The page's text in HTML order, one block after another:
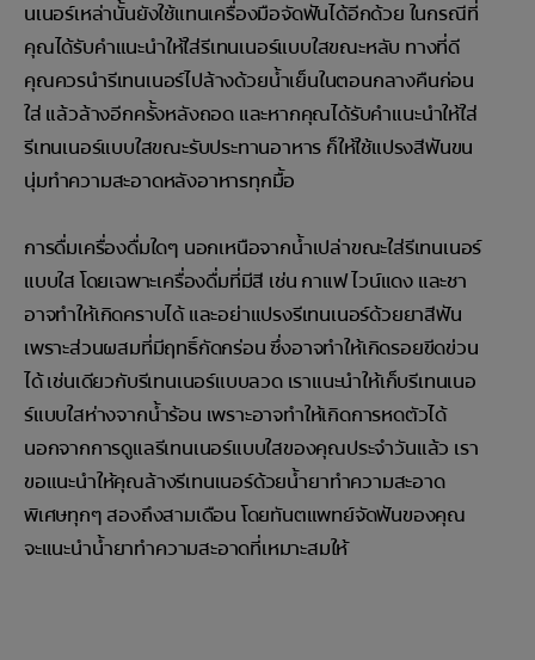
นเนอร์เหล่านั้นยังใช้แทนเครื่องมือจัดฟันได้อีกด้วย ในกรณีที่
คุณได้รับคำแนะนำให้ใส่รีเทนเนอร์แบบใสขณะหลับ ทางที่ดี
คุณควรนำรีเทนเนอร์ไปล้างด้วยน้ำเย็นในตอนกลางคืนก่อน
ใส่ แล้วล้างอีกครั้งหลังถอด และหากคุณได้รับคำแนะนำให้ใส่
รีเทนเนอร์แบบใสขณะรับประทานอาหาร ก็ให้ใช้แปรงสีฟันขน
นุ่มทำความสะอาดหลังอาหารทุกมื้อ
การดื่มเครื่องดื่มใดๆ นอกเหนือจากน้ำเปล่าขณะใส่รีเทนเนอร์
แบบใส โดยเฉพาะเครื่องดื่มที่มีสี เช่น กาแฟ ไวน์แดง และชา
อาจทำให้เกิดคราบได้ และอย่าแปรงรีเทนเนอร์ด้วยยาสีฟัน
เพราะส่วนผสมที่มีฤทธิ์กัดกร่อน ซึ่งอาจทำให้เกิดรอยขีดข่วน
ได้ เช่นเดียวกับรีเทนเนอร์แบบลวด เราแนะนำให้เก็บรีเทนเนอ
ร์แบบใสห่างจากน้ำร้อน เพราะอาจทำให้เกิดการหดตัวได้
นอกจากการดูแลรีเทนเนอร์แบบใสของคุณประจำวันแล้ว เรา
ขอแนะนำให้คุณล้างรีเทนเนอร์ด้วยน้ำยาทำความสะอาด
พิเศษทุกๆ สองถึงสามเดือน โดยทันตแพทย์จัดฟันของคุณ
จะแนะนำน้ำยาทำความสะอาดที่เหมาะสมให้